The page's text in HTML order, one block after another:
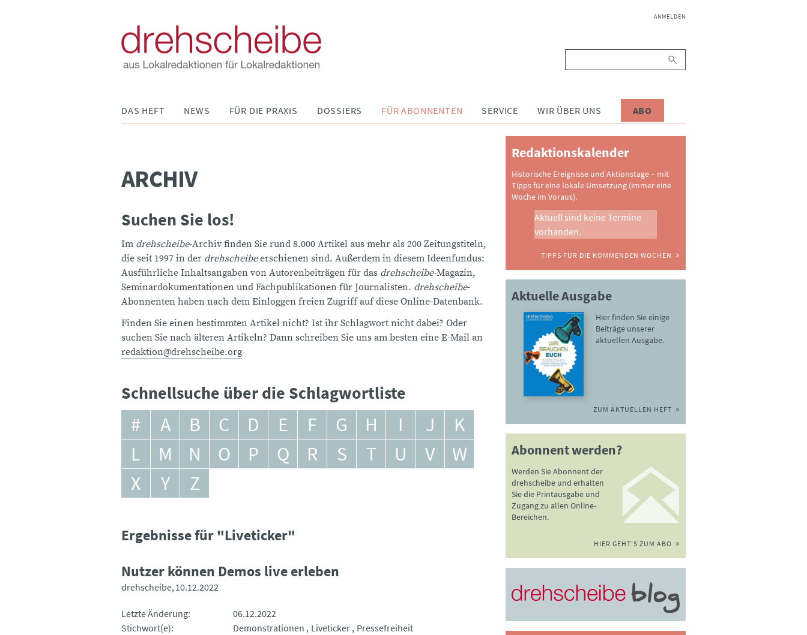
NAVIGATION
ANMELDEN
DAS HEFT NEWS FÜR DIE PRAXIS DOSSIERS FÜR ABONNENTEN SERVICE WIR ÜBER UNS ABO
ARCHIV
Suchen Sie los!
Im drehscheibe-Archiv finden Sie rund 8.000 Artikel aus mehr als 200 Zeitungstiteln,
die seit 1997 in der drehscheibeerschienen sind. Außerdem in diesem Ideenfundus:
Ausführliche Inhaltsangaben von Autorenbeiträgen für das drehscheibe-Magazin,
Seminardokumentationen und Fachpublikationen für Journalisten. drehscheibe-
Abonnenten haben nach dem Einloggen freien Zugriff auf diese Online-Datenbank.
Finden Sie einen bestimmten Artikel nicht? Ist ihr Schlagwort nicht dabei? Oder
suchen Sie nach älteren Artikeln? Dann schreiben Sie uns am besten eine E-Mail an
redaktion@drehscheibe.org
Schnellsuche über die Schlagwortliste
# A B C D E F G H I J
K
L
M N O P Q R S T U V
W
X
Y Z
Ergebnisse für "Liveticker"
Nutzer können Demos live erleben
drehscheibe 10.12.2022
Letzte Änderung
06.12.2022
Stichwort(e)
Demonstrationen Liveticker
Pressefreiheit
Redaktionskalender
Historische Ereignisse und Aktionstage – mit
Tipps für eine lokale Umsetzung (immer eine
Woche im Voraus).
Aktuell sind keine Termine
vorhanden.
TIPPS FÜR DIE KOMMENDEN WOCHEN
Aktuelle Ausgabe
Hier finden Sie einige
Beiträge unserer
aktuellen Ausgabe.
ZUM AKTUELLEN HEFT
Abonnent werden?
Werden Sie Abonnent der
drehscheibe und erhalten
Sie die Printausgabe und
Zugang zu allen Online-
Bereichen.
HIER GEHT'S ZUM ABO